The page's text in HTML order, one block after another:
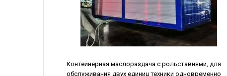
Контейнерная маслораздача с рольставнями, для
обслуживания двух единиц техники одновременно